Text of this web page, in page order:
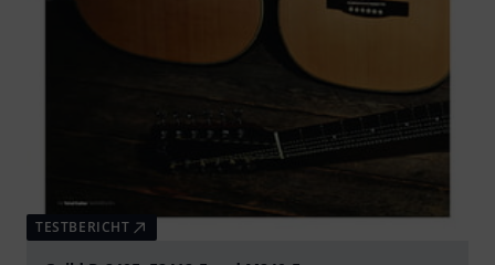
TESTBERICHT